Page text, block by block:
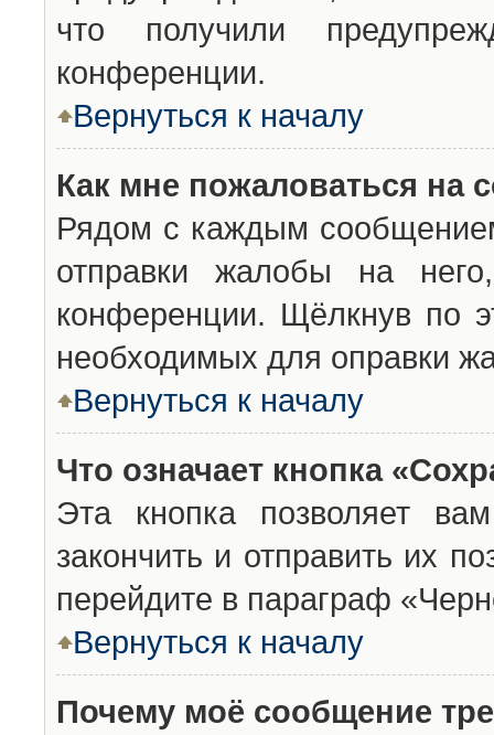
что получили
конференции.
Вернуться к началу
Как мне пожаловаться на
Рядом с каждым
отправки жалобы на
конференции. Щёлкнув по
необходимых для оправки
Вернуться к началу
Что означает кнопка
Эта кнопка позволяет
закончить и отправить их
перейдите в параграф
Вернуться к началу
Почему моё сообщение